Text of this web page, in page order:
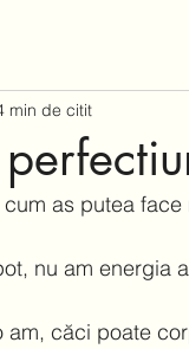
min de citit
as putea
nu am energia
am, căci poate